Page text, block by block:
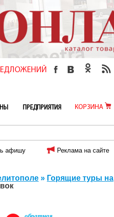
ПРЕДПРИЯТИЯ КОРЗИНА
афишу Реклама на сайте
» Горящие туры на